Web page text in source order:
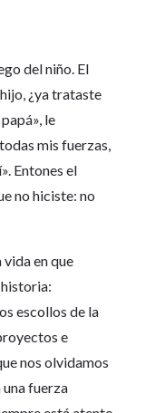
del niño. El
¿ya trataste
le
mis fuerzas,
Entones el
no hiciste: no
en que
escollos de la
e
nos olvidamos
fuerza